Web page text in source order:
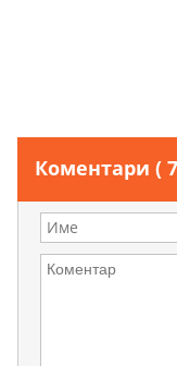
Коментари (